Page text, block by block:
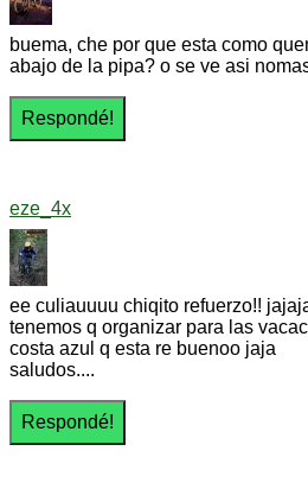
buema, che por que esta como
abajo de la pipa? o se ve asi
eze_4x
ee culiauuuu chiqito refuerzo!!
tenemos q organizar para las
costa azul q esta re buenoo jaja
saludos....